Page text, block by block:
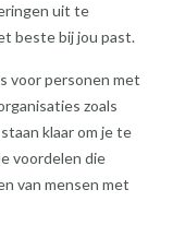
uit te
beste bij jou past.
voor personen met
zoals
klaar om je te
voordelen die
van mensen met